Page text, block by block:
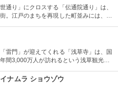
通り」にクロスする「伝通院通り」は、
。江戸のまちを再現した町並みには、屋
が並んでいて、買い物や食事も楽しめま
雷門」が迎えてくれる「浅草寺」は、国
間3,000万人が訪れるという浅草観光一
ナムラ ショウゾウ